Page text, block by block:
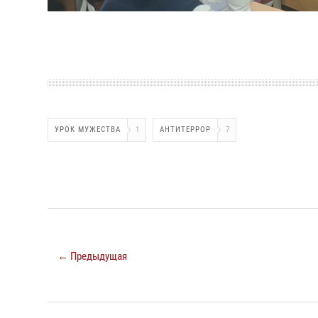
УРОК МУЖЕСТВА 1 АНТИТЕРРОР 7
← Предыдущая